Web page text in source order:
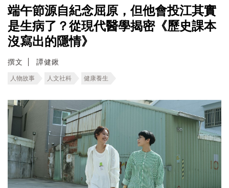
端午節源自紀念屈原，但他會投江其實
是生病了？從現代醫學揭密《歷史課本
沒寫出的隱情》
撰文 譚健鍬
人物故事 人文社科 健康養生